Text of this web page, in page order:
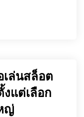
ล่นสล็อต
แต่เลือก
ญ่